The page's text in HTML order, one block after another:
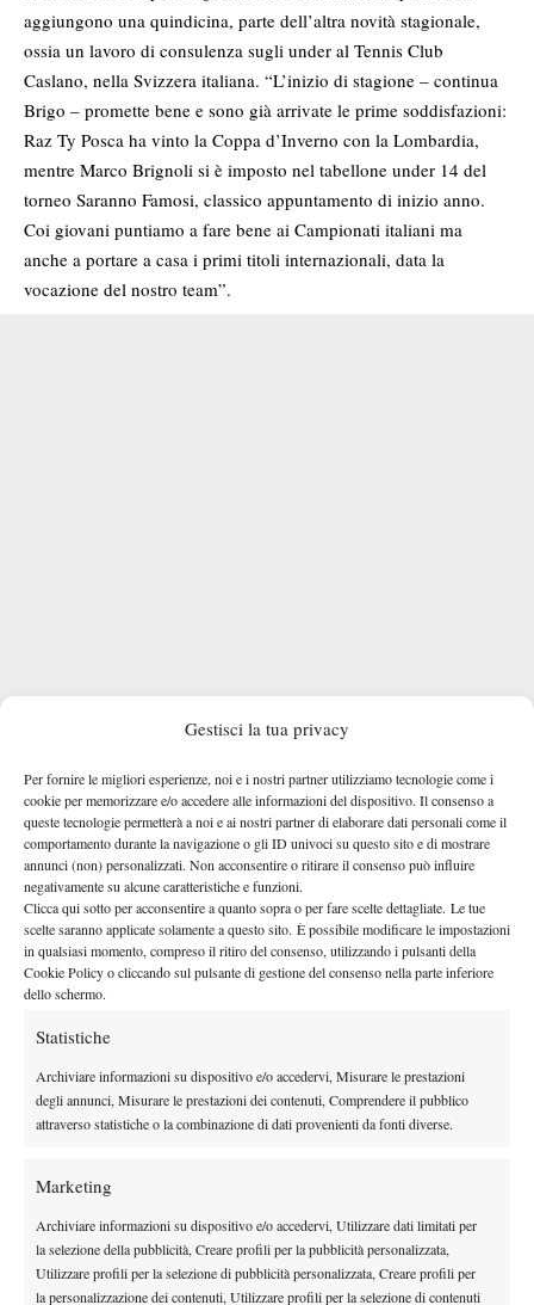
Gestisci la tua privacy
Per fornire le migliori esperienze, noi e i nostri partner utilizziamo tecnologie come i
cookie per memorizzare e/o accedere alle informazioni del dispositivo. Il consenso a
queste tecnologie permetterà a noi e ai nostri partner di elaborare dati personali come il
comportamento durante la navigazione o gli ID univoci su questo sito e di mostrare
annunci (non) personalizzati. Non acconsentire o ritirare il consenso può influire
negativamente su alcune caratteristiche e funzioni.
Clicca qui sotto per acconsentire a quanto sopra o per fare scelte dettagliate. Le tue
scelte saranno applicate solamente a questo sito. È possibile modificare le impostazioni
in qualsiasi momento, compreso il ritiro del consenso, utilizzando i pulsanti della
Cookie Policy o cliccando sul pulsante di gestione del consenso nella parte inferiore
dello schermo.
Statistiche
Archiviare informazioni su dispositivo e/o accedervi, Misurare le prestazioni
degli annunci, Misurare le prestazioni dei contenuti, Comprendere il pubblico
attraverso statistiche o la combinazione di dati provenienti da fonti diverse.
Marketing
Archiviare informazioni su dispositivo e/o accedervi, Utilizzare dati limitati per
la selezione della pubblicità, Creare profili per la pubblicità personalizzata,
Utilizzare profili per la selezione di pubblicità personalizzata, Creare profili per
la personalizzazione dei contenuti, Utilizzare profili per la selezione di contenuti
aggiungono una quindicina, parte dell’altra novità stagionale,
ossia un lavoro di consulenza sugli under al Tennis Club
Caslano, nella Svizzera italiana. “L’inizio di stagione – continua
Brigo – promette bene e sono già arrivate le prime soddisfazioni:
Raz Ty Posca ha vinto la Coppa d’Inverno con la Lombardia,
mentre Marco Brignoli si è imposto nel tabellone under 14 del
torneo Saranno Famosi, classico appuntamento di inizio anno.
Coi giovani puntiamo a fare bene ai Campionati italiani ma
anche a portare a casa i primi titoli internazionali, data la
vocazione del nostro team”.
A fianco del lavoro coi talenti di domani, resta naturalmente
centrale l’impegno con un gruppo di professionisti che di recente
si è ulteriormente allargato con tre nuovi innesti: l’ucraino
Georgii Kravchenko, Leonardo Rossi e Pietro Pampanin. Tre
ragazzi di buone prospettive che frequentano il circuito Itf World
Itf in Tunisia, mentre Kravchenko è arrivato in finale in Spagna,
nell’accademia di Rafa Nadal a Manacor. Anche in virtù
ambiziosi. Abbiamo sempre più ragazzi di valore, puntiamo a
portare tutti a esprimersi al meglio. Per molti il target è
raggiungere posizioni di classifica che permettano di entrare
nelle qualificazioni dei tornei del Grande Slam”. Più in generale,